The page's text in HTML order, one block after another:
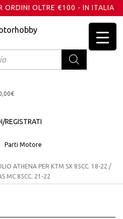
ORDINI OLTRE €100 - IN ITALIA
€
REGISTRATI
Parti Motore
ATHENA PER KTM SX 85CC. 18-22 /
MC 85CC. 21-22